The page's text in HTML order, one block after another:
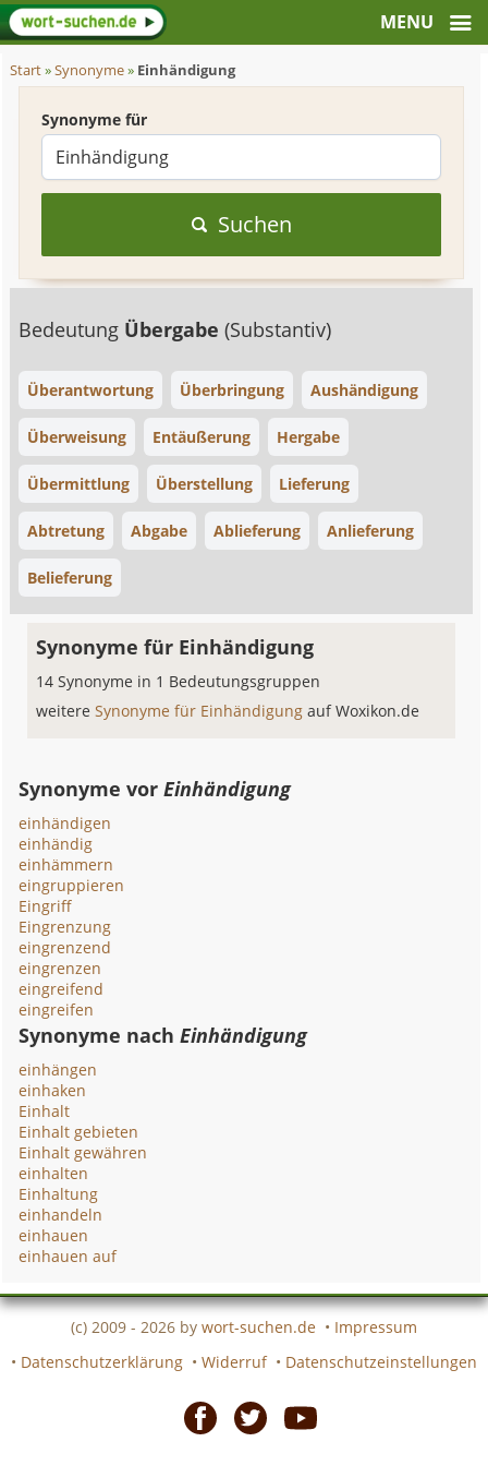
Start»Synonyme» Einhändigung
Synonyme für
Suchen
Bedeutung Übergabe(Substantiv)
Überantwortung Überbringung Aushändigung
Überweisung Entäußerung Hergabe
Übermittlung Überstellung Lieferung
Abtretung Abgabe Ablieferung Anlieferung
Belieferung
Synonyme für Einhändigung
14 Synonyme in 1 Bedeutungsgruppen
weitereSynonyme für Einhändigungauf Woxikon.de
Synonyme vorEinhändigung
einhändigen
einhändig
einhämmern
eingruppieren
Eingriff
Eingrenzung
eingrenzend
eingrenzen
eingreifend
eingreifen
Synonyme nachEinhändigung
einhängen
einhaken
Einhalt
Einhalt gebieten
Einhalt gewähren
einhalten
Einhaltung
einhandeln
einhauen
einhauen auf
(c) 2009 - 2026 by wort-suchen.de • Impressum
• Datenschutzerklärung • Widerruf • Datenschutzeinstellungen